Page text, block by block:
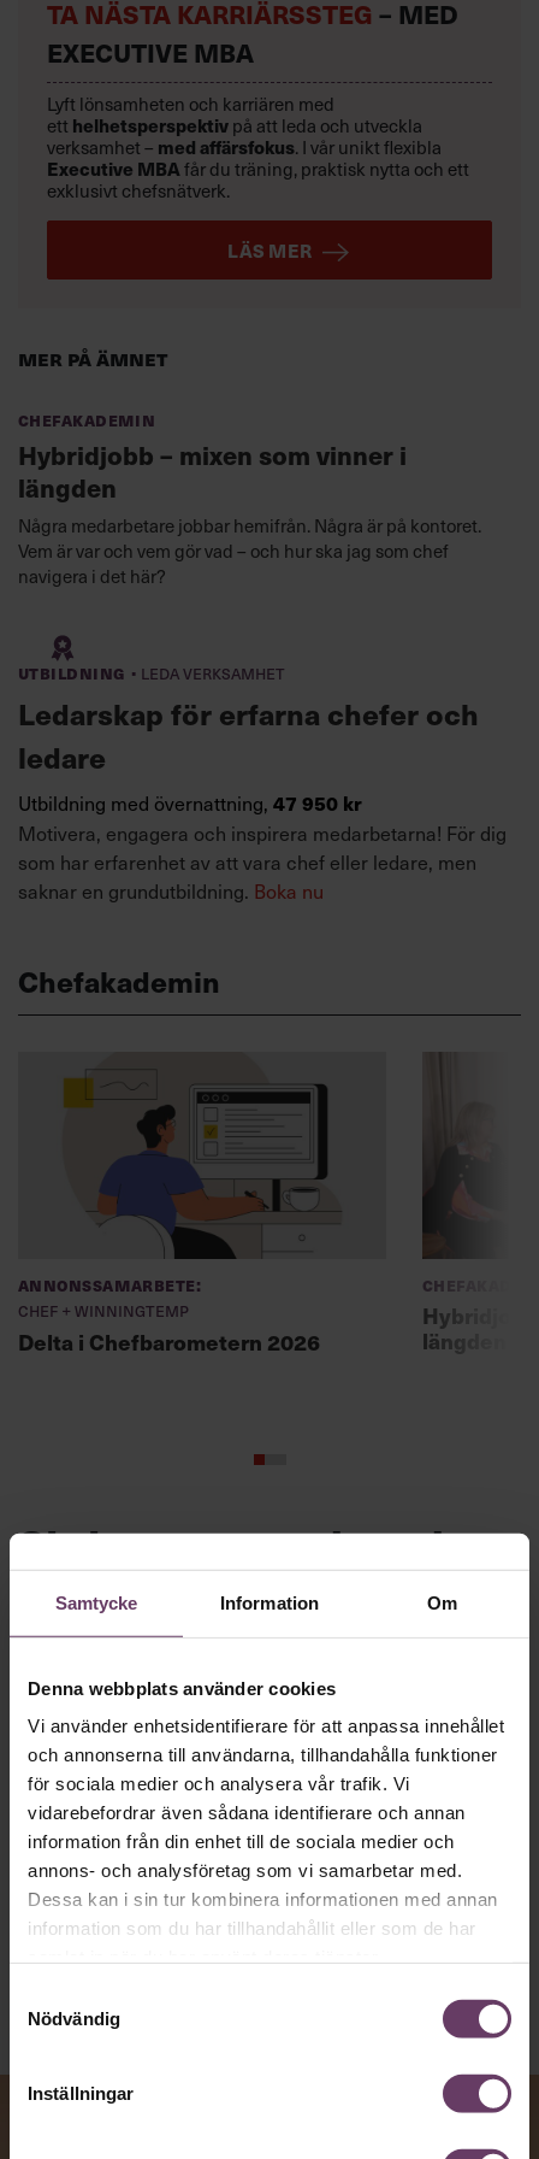
Samtycke Information Om
Denna webbplats använder cookies
Vi använder enhetsidentifierare för att anpassa innehållet
och annonserna till användarna, tillhandahålla funktioner
för sociala medier och analysera vår trafik. Vi
vidarebefordrar även sådana identifierare och annan
information från din enhet till de sociala medier och
annons- och analysföretag som vi samarbetar med.
Dessa kan i sin tur kombinera informationen med annan
information som du har tillhandahållit eller som de har
Nödvändig
Inställningar
Mer på ämnet
Chefakademin
Hybridjobb – mixen som vinner i
längden
Några medarbetare jobbar hemifrån. Några är på kontoret.
Vem är var och vem gör vad – och hur ska jag som chef
navigera i det här?
Utbildning · Leda verksamhet
Ledarskap för erfarna chefer och
ledare
Utbildning med övernattning, 47 950 kr
Motivera, engagera och inspirera medarbetarna! För dig
som har erfarenhet av att vara chef eller ledare, men
saknar en grundutbildning. Boka nu
TA NÄSTA KARRIÄRSSTEG – MED
EXECUTIVE MBA
Lyft lönsamheten och karriären med
ett helhetsperspektivpå att leda och utveckla
verksamhet – med affärsfokus. I vår unikt flexibla
Executive MBAfår du träning, praktisk nytta och ett
exklusivt chefsnätverk.
LÄS MER
Chefakademin
Annonssamarbete:
Chef + Winningtemp
Delta i Chefbarometern 2026
längden
Skriv som en vd med en
app
text till korthugget vd-språk – utan
artighetsfraser, men gärna stavfel – vara
vägen för den som vill nå fram till
toppcheferna?
Kommunikation
Text:
Fredrik Kullberg
Publicerad2026-08-07